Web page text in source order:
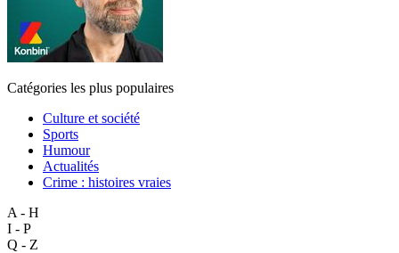
Catégories les plus populaires
Culture et société
Sports
Humour
Actualités
Crime : histoires vraies
A - H
I - P
Q - Z